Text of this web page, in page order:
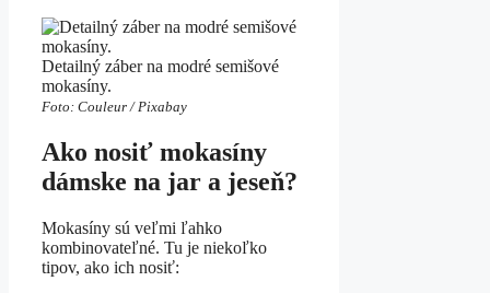
Detailný záber na modré semišové
mokasíny.
Foto: Couleur / Pixabay
Ako nosiť mokasíny
dámske na jar a jeseň?
Mokasíny sú veľmi ľahko
kombinovateľné. Tu je niekoľko
tipov, ako ich nosiť: